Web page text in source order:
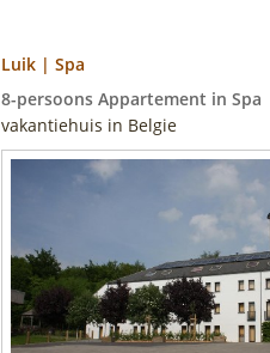
Luik | Spa
8-persoons Appartement in Spa
vakantiehuis in Belgie